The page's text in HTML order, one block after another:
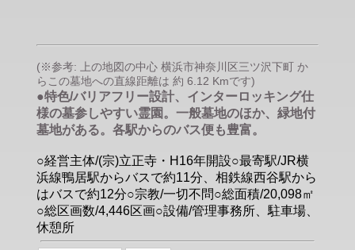
(※参考: 上の地図の中心 横浜市神奈川区三ツ沢下町 か
らこの墓地への直線距離は 約 6.12 Kmです)
●特色/バリアフリー設計、インターロッキング仕
様の墓参しやすい霊園。一般墓地のほか、緑地付
墓地がある。各駅からのバス便も豊富。
○経営主体/(宗)立正寺・H16年開設○最寄駅/JR横
浜線鴨居駅からバスで約11分、相鉄線西谷駅から
はバスで約12分○宗教/一切不問○総面積/20,098㎡
○総区画数/4,446区画○設備/管理事務所、駐車場、
休憩所